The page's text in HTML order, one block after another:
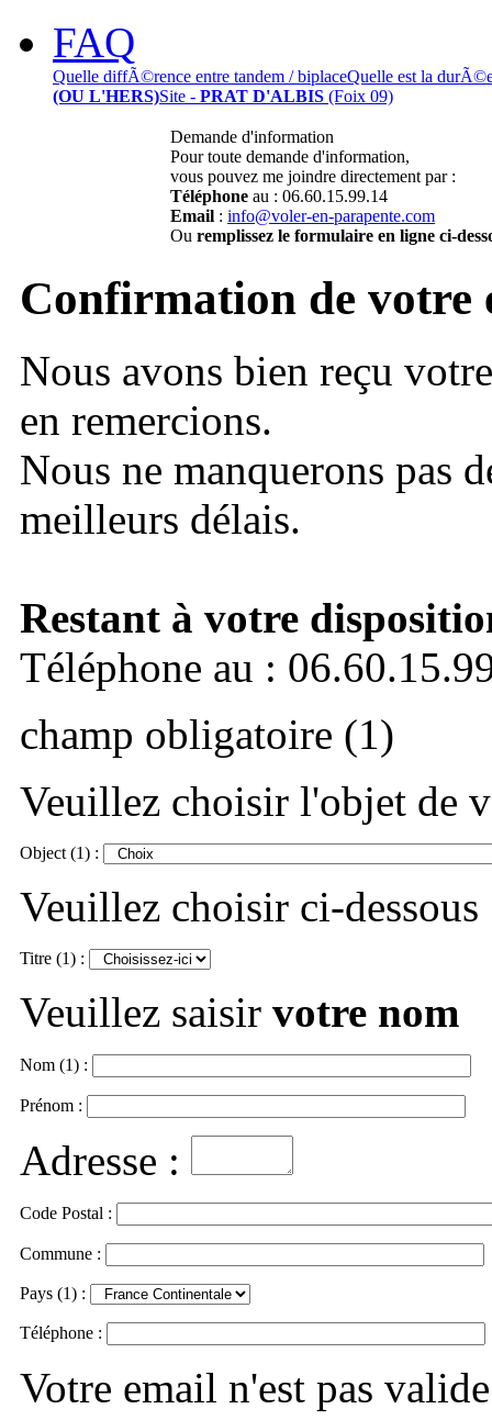
FAQ
Quelle diffÃ©rence entre tandem / biplaceQuelle est la
(OU L'HERS)Site - PRAT D'ALBIS (Foix 09)
Demande d'information
Pour toute demande d'information,
vous pouvez me joindre directement par :
Téléphone au : 06.60.15.99.14
Email : info@voler-en-parapente.com
Ou remplissez le formulaire en ligne ci-
Confirmation de votre
Nous avons bien reçu
en remercions.
Nous ne manquerons pas
meilleurs délais.
Restant à votre
Téléphone au :
champ obligatoire (1)
Veuillez choisir l'objet de
Object (1) :
Veuillez choisir ci-dessous
Titre (1) :
Veuillez saisir votre nom
Nom (1) :
Prénom :
Adresse :
Code Postal :
Commune :
Pays (1) :
Téléphone :
Votre email n'est pas valide